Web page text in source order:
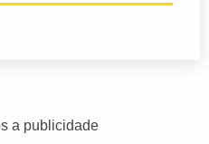
a publicidade